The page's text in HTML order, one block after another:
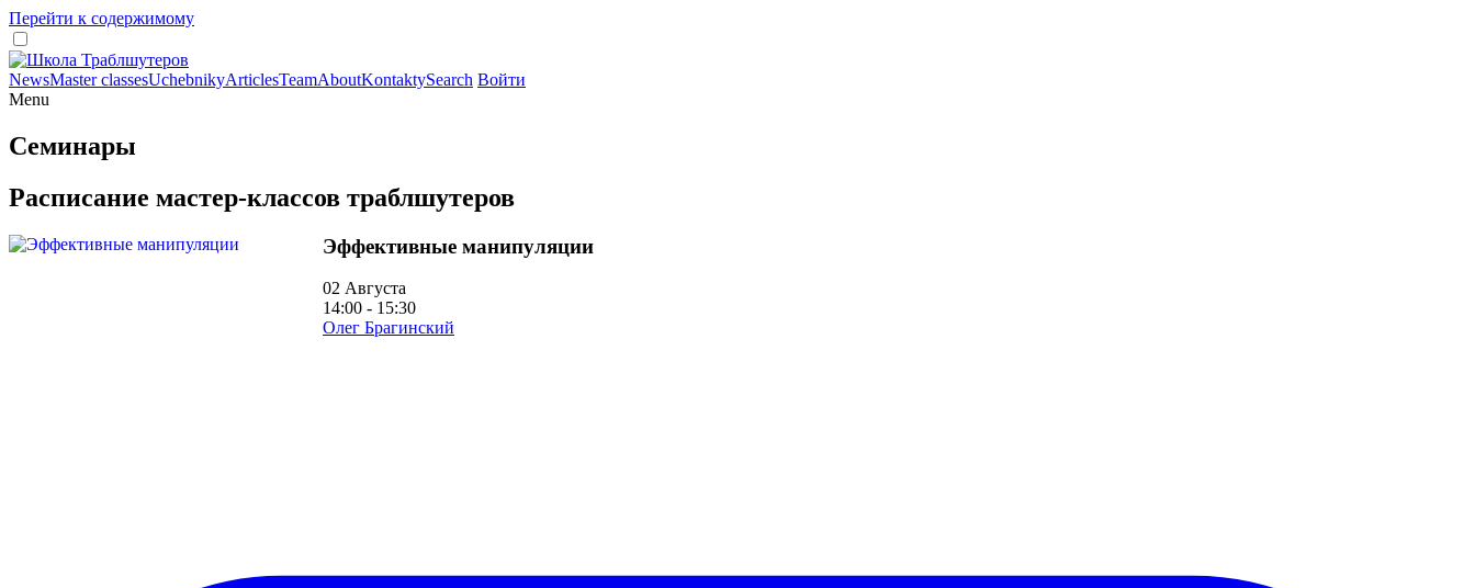
Перейти к содержимому
NewsMaster classesUchebnikyArticlesTeamAboutKontaktySearch Войти
Menu
Семинары
Расписание мастер-классов траблшутеров
Эффективные манипуляции
02 Августа
14:00 - 15:30
Олег Брагинский